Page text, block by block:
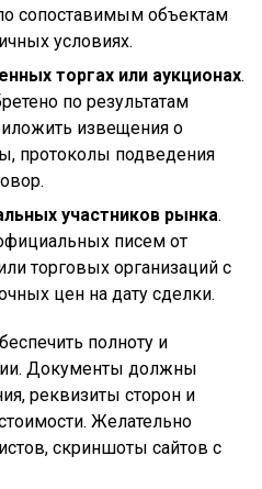
сопоставимым объектам
условиях.
торгах или аукционах.
по результатам
извещения о
протоколы подведения
участников рынка.
писем от
торговых организаций с
цен на дату сделки.
полноту и
Документы должны
реквизиты сторон и
Желательно
скриншоты сайтов с